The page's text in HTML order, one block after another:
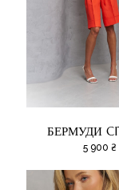
БЕРМУДИ
5 900 ₴